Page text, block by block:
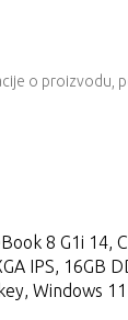
o proizvodu,
8 G1i 14,
IPS, 16GB
Windows